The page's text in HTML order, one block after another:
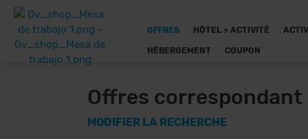
OFFRES HÔTEL + ACTIVITÉ
HÉBERGEMENT COUPON
Offres
MODIFIER LA RECHERCHE